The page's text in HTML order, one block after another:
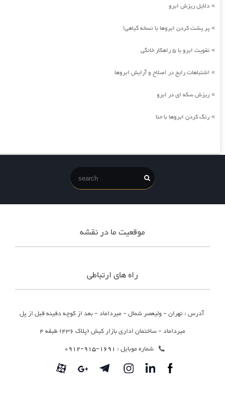
» دلایل ریزش ابرو
» پر پشت کردن ابروها با نسخه گیاهی!
» تقویت ابرو با 5 راهکار خانگی
» اشتباهات رایج در اصلاح و آرایش ابروها
» ریزش سکه ای در ابرو
» رنگ کردن ابروها با حنا
موقعیت ما در نقشه
راه های ارتباطی
آدرس : تهران - ولیعصر شمال - میرداماد - بعد از کوچه دفینه قبل از پل
میرداماد - ساختمان اداری بازار کیش (پلاک 436) طبقه 4
شماره موبایل : 1691-915-0912